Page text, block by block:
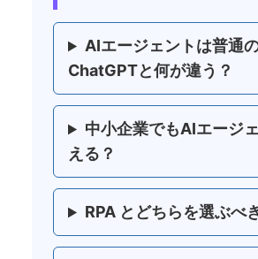
AIエージェントは普通
ChatGPTと何が違う？
中小企業でもAIエージ
える？
RPA とどちらを選ぶべ